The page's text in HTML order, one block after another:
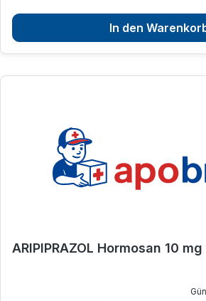
In den
ARIPIPRAZOL Hormosan 10